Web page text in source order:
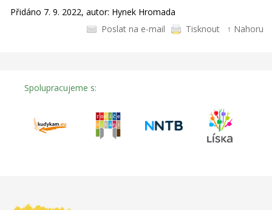
Přidáno 7. 9. 2022, autor: Hynek Hromada
Poslat na e-mail
Tisknout ↑ Nahoru
Spolupracujeme s: